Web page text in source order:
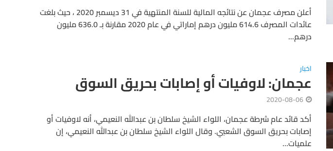
أعلن مصرف عجمان عن نتائجه المالية للسنة المنتهية في 31 ديسمبر 2020 ، حيث بلغت
عائدات المصرف 614.6 مليون درهم إماراتي في عام 2020 مقارنة بـ 636.0 مليون
درهم...
اخبار
عجمان: لاوفيات أو إصابات بحريق السوق
2020-08-06
أكد قائد عام شرطة عجمان، اللواء الشيخ سلطان بن عبدالله النعيمي، أنه لاوفيات أو
إصابات بحريق السوق الشعبي. وقال اللواء الشيخ سلطان بن عبدالله النعيمي، إن
علميات...